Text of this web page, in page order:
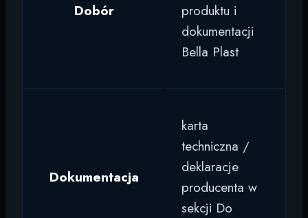
Dobór
produktu i
dokumentacji
Bella Plast
Dokumentacja
karta
techniczna /
deklaracje
producenta w
sekcji Do